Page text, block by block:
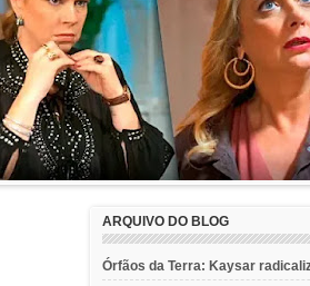
ARQUIVO DO BLOG
Órfãos da Terra: Kaysar